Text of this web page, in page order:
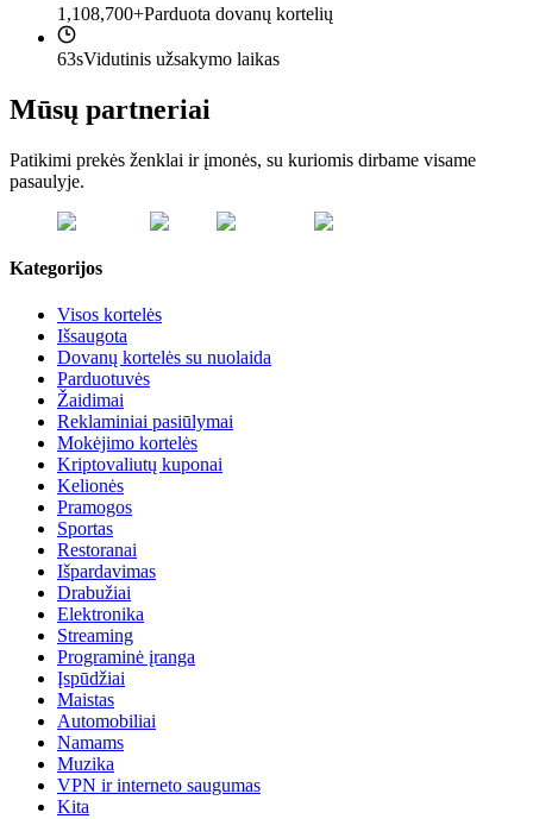
1,108,700+Parduota dovanų kortelių
63sVidutinis užsakymo laikas
Mūsų partneriai
Patikimi prekės ženklai ir įmonės, su kuriomis dirbame visame
pasaulyje.
Kategorijos
Visos kortelės
Išsaugota
Dovanų kortelės su nuolaida
Parduotuvės
Žaidimai
Reklaminiai pasiūlymai
Mokėjimo kortelės
Kriptovaliutų kuponai
Kelionės
Pramogos
Sportas
Restoranai
Išpardavimas
Drabužiai
Elektronika
Streaming
Programinė įranga
Įspūdžiai
Maistas
Automobiliai
Namams
Muzika
VPN ir interneto saugumas
Kita